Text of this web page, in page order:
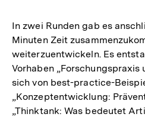
In zwei Runden gab es
Minuten Zeit
weiterzuentwickeln. Es
Vorhaben
sich von best-practice-
„Konzeptentwicklung:
„Thinktank: Was bedeutet